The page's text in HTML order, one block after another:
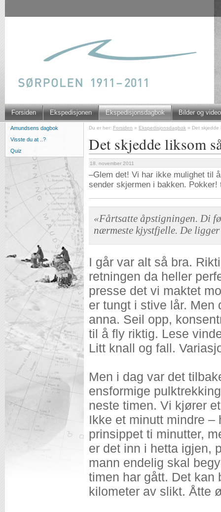
Forsiden Ekspedisjonen Ekspedisjonsdagbok Bilder og video
Amundsens dagbok
Visste du at ..?
Quiz
Du er her: Forsiden » Ekspedisjonsdagbok » Det skjedde
Det skjedde liksom
18. november 2011
–Glem det! Vi har ikke mulighet til
sender skjermen i bakken.
«Fårtsatte åpstigningen. Di
nærmeste kjystfjelle. De
I går var alt så bra.
retningen da heller
presse det vi maktet
er tungt i stive lår. Men
anna. Seil opp,
til å fly riktig. Lese
Litt knall og fall.
Men i dag var det
ensformige
neste timen. Vi kjører
Ikke et minutt mindre
prinsippet ti minutter,
er det inn i hetta igjen,
mann endelig skal
timen har gått. Det kan
kilometer av slikt. Åtte